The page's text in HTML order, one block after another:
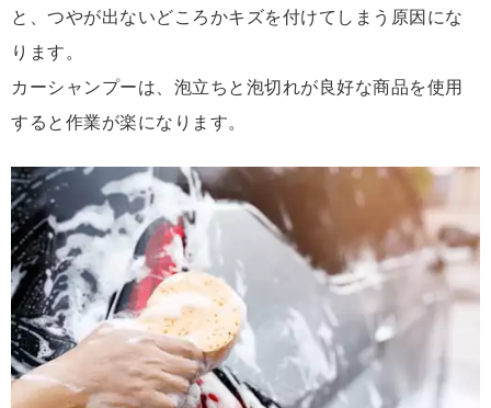
と、つやが出ないどころかキズを付けてしまう原因にな
ります。
カーシャンプーは、泡立ちと泡切れが良好な商品を使用
すると作業が楽になります。